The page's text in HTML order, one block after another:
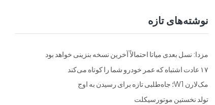
نوشته‌های تازه
مزدا: نسل بعدی میاتا احتمالاً آخرین نسخه بنزینی خواهد بود
۱۷ عادت اشتباه که عمر خودرو شما را کوتاه می‌کند
مک‌لارن W1؛ جاه‌طلبی تازه برای رسیدن به اوج
تولد نخستین موتورسیکلت